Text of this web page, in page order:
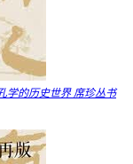
学的历史世界 席珍丛书